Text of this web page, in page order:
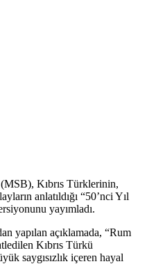
Kıbrıs Türklerinin,
anlatıldığı “50’nci Yıl
yayımladı.
yapılan açıklamada, “Rum
Kıbrıs Türkü
saygısızlık içeren hayal